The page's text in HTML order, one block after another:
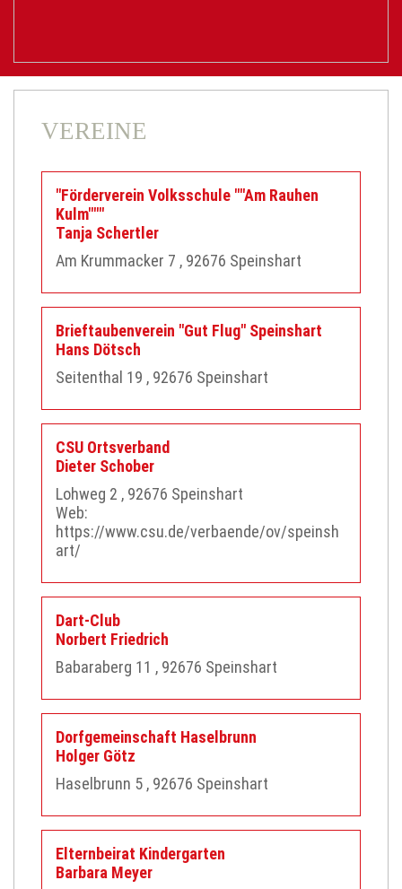
VEREINE
"Förderverein Volksschule ""Am Rauhen
Kulm"""
Tanja Schertler
Am Krummacker 7 , 92676 Speinshart
Brieftaubenverein "Gut Flug" Speinshart
Hans Dötsch
Seitenthal 19 , 92676 Speinshart
CSU Ortsverband
Dieter Schober
Lohweg 2 , 92676 Speinshart
Web:
https://www.csu.de/verbaende/ov/speinsh
art/
Dart-Club
Norbert Friedrich
Babaraberg 11 , 92676 Speinshart
Dorfgemeinschaft Haselbrunn
Holger Götz
Haselbrunn 5 , 92676 Speinshart
Elternbeirat Kindergarten
Barbara Meyer